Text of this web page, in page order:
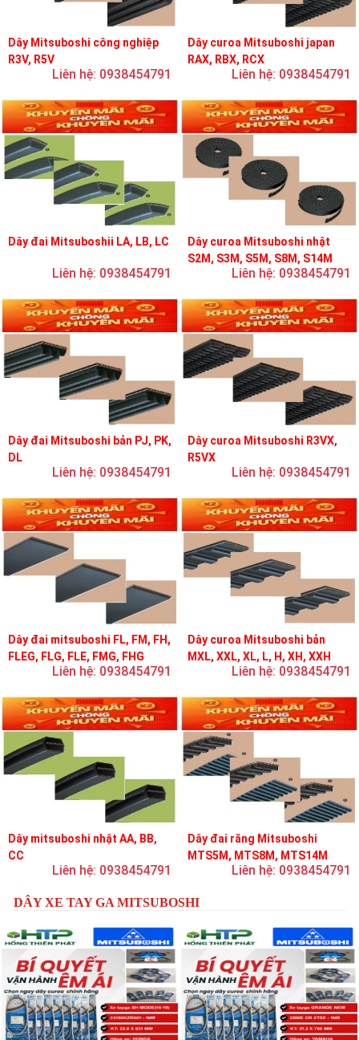
Dây Mitsuboshi công nghiệp
R3V, R5V
Liên hệ: 0938454791
Dây curoa Mitsuboshi japan
RAX, RBX, RCX
Liên hệ: 0938454791
Dây đai Mitsuboshii LA, LB, LC
Liên hệ: 0938454791
Dây curoa Mitsuboshi nhật
S2M, S3M, S5M, S8M, S14M
Liên hệ: 0938454791
Dây đai Mitsuboshi bản PJ, PK,
DL
Liên hệ: 0938454791
Dây curoa Mitsuboshi R3VX,
R5VX
Liên hệ: 0938454791
Dây đai mitsuboshi FL, FM, FH,
FLEG, FLG, FLE, FMG, FHG
Liên hệ: 0938454791
Dây curoa Mitsuboshi bản
MXL, XXL, XL, L, H, XH, XXH
Liên hệ: 0938454791
Dây mitsuboshi nhật AA, BB,
CC
Liên hệ: 0938454791
Dây đai răng Mitsuboshi
MTS5M, MTS8M, MTS14M
Liên hệ: 0938454791
DÂY XE TAY GA MITSUBOSHI